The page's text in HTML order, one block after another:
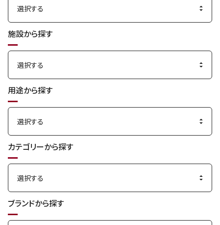
施設から探す
用途から探す
カテゴリーから探す
ブランドから探す